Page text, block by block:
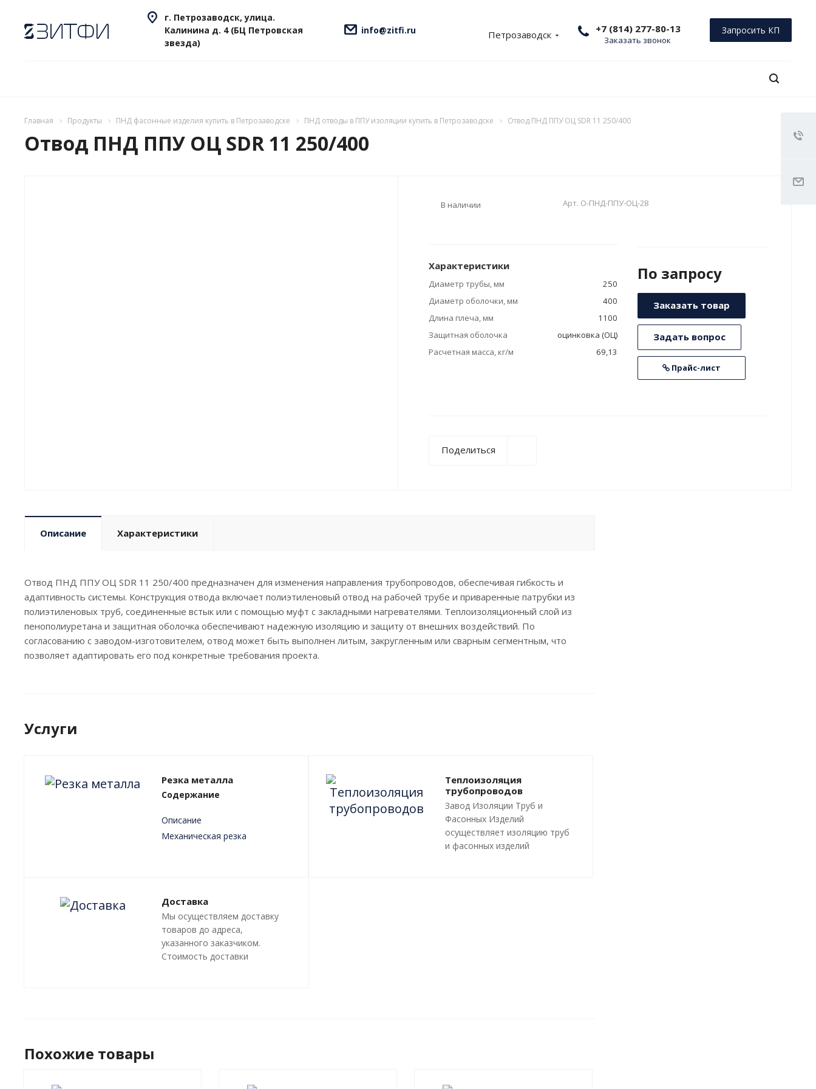
Петрозаводск +7 (814) 277-80-13
Заказать звонок
Запросить КП
info@zitfi.ru
г. Петрозаводск, улица.
Калинина д. 4 (БЦ Петровская
звезда)
Главная Продукты ПНД фасонные изделия купить в Петрозаводске ПНД отводы в ППУ изоляции купить в Петрозаводске Отвод ПНД ППУ ОЦ SDR 11 250/400
Отвод ПНД ППУ ОЦ SDR 11 250/400
В наличии Арт. О-ПНД-ППУ-ОЦ-28
Характеристики
Диаметр трубы, мм
250
Диаметр оболочки, мм
400
Длина плеча, мм
1100
Защитная оболочка
оцинковка (ОЦ)
Расчетная масса, кг/м
69,13
По запросу
Заказать товар
Задать вопрос
Прайс-лист
Поделиться
Описание Характеристики
Отвод ПНД ППУ ОЦ SDR 11 250/400 предназначен для изменения направления трубопроводов, обеспечивая гибкость и
адаптивность системы. Конструкция отвода включает полиэтиленовый отвод на рабочей трубе и приваренные патрубки из
полиэтиленовых труб, соединенные встык или с помощью муфт с закладными нагревателями. Теплоизоляционный слой из
пенополиуретана и защитная оболочка обеспечивают надежную изоляцию и защиту от внешних воздействий. По
согласованию с заводом-изготовителем, отвод может быть выполнен литым, закругленным или сварным сегментным, что
позволяет адаптировать его под конкретные требования проекта.
Услуги
Резка металла
Содержание
Описание
Механическая резка
Теплоизоляция
трубопроводов
Завод Изоляции Труб и
Фасонных Изделий
осуществляет изоляцию труб
и фасонных изделий
Доставка
Мы осуществляем доставку
товаров до адреса,
указанного заказчиком.
Стоимость доставки
Похожие товары